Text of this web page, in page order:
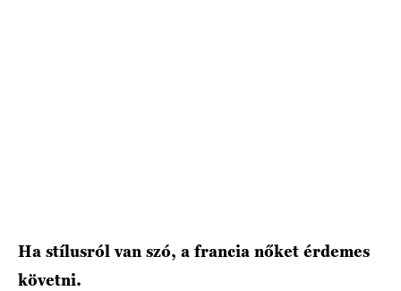
Ha stílusról van szó, a francia nőket érdemes
követni.